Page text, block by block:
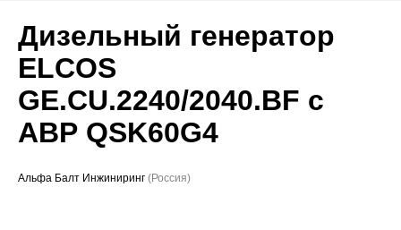
Сервис
Проекты
Дизельный генератор
ELCOS
GE.CU.2240/2040.BF с
АВР QSK60G4
Альфа Балт Инжиниринг (Россия)